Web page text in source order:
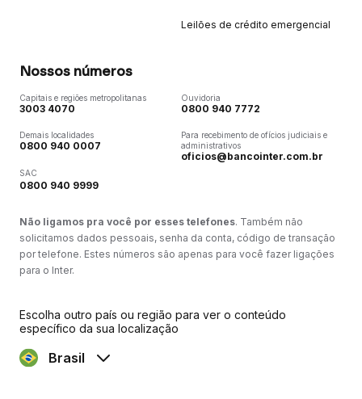
Leilões de crédito emergencial
Nossos números
Capitais e regiões metropolitanas
3003 4070
Demais localidades
0800 940 0007
SAC
0800 940 9999
Ouvidoria
0800 940 7772
Para recebimento de ofícios judiciais e
administrativos
oficios@bancointer.com.br
Não ligamos pra você por esses telefones. Também não
solicitamos dados pessoais, senha da conta, código de transação
por telefone. Estes números são apenas para você fazer ligações
para o Inter.
Escolha outro país ou região para ver o conteúdo
específico da sua localização
Brasil